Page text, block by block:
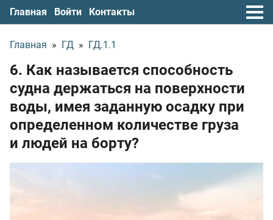
Главная Войти Контакты
Главная » ГД » ГД.1.1
6. Как называется способность
судна держаться на поверхности
воды, имея заданную осадку при
определенном количестве груза
и людей на борту?